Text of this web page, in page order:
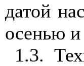
датой
осенью и
1.3.